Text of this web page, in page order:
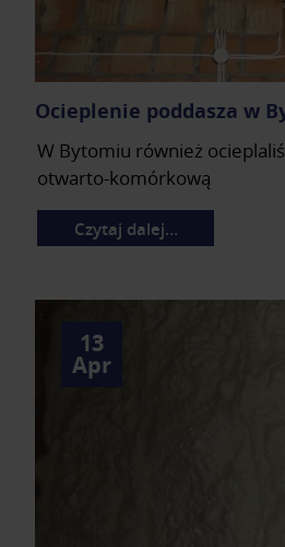
Ocieplenie poddasza w
W Bytomiu również
otwarto-komórkową
Czytaj dalej…
13
Apr